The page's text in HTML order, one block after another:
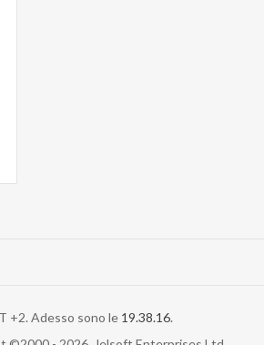
+2. Adesso sono le 19.38.16.